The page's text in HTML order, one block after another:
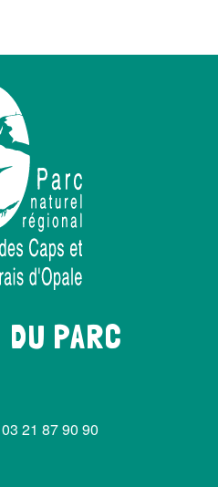
DU PARC
03 21 87 90 90